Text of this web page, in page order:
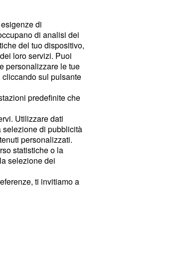
di
di analisi dei
del tuo dispositivo,
loro servizi. Puoi
personalizzare le tue
sul pulsante
predefinite che
Utilizzare dati
selezione di pubblicità
personalizzati.
statistiche o la
selezione dei
ti invitiamo a